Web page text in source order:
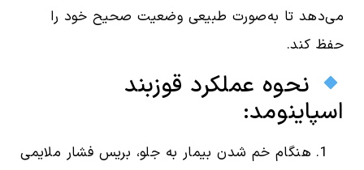
می‌دهد تا به‌صورت طبیعی وضعیت صحیح خود را
حفظ کند.
نحوه عملکرد قوزبند
اسپاینومد:
هنگام خم شدن بیمار به جلو، بریس فشار ملایمی